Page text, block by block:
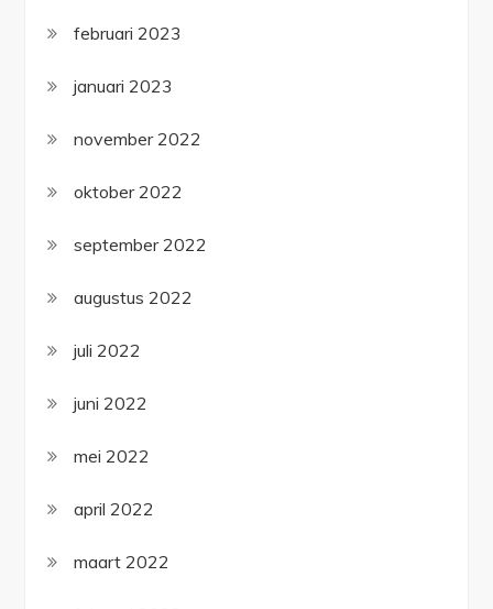
februari 2023
januari 2023
november 2022
oktober 2022
september 2022
augustus 2022
juli 2022
juni 2022
mei 2022
april 2022
maart 2022